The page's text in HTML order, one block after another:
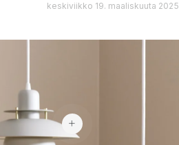
keskiviikko 19. maaliskuuta 2025